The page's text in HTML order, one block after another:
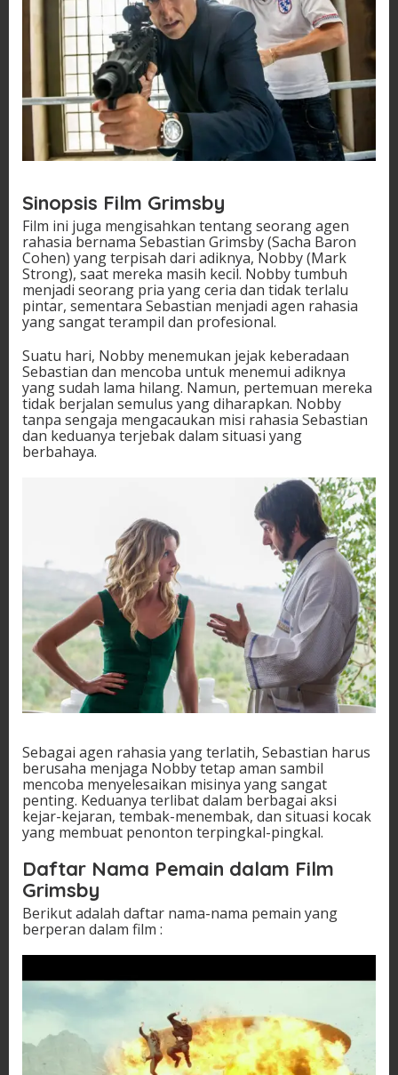
Sinopsis Film Grimsby
Film ini juga mengisahkan tentang seorang agen
rahasia bernama Sebastian Grimsby (Sacha Baron
Cohen) yang terpisah dari adiknya, Nobby (Mark
Strong), saat mereka masih kecil. Nobby tumbuh
menjadi seorang pria yang ceria dan tidak terlalu
pintar, sementara Sebastian menjadi agen rahasia
yang sangat terampil dan profesional.
Suatu hari, Nobby menemukan jejak keberadaan
Sebastian dan mencoba untuk menemui adiknya
yang sudah lama hilang. Namun, pertemuan mereka
tidak berjalan semulus yang diharapkan. Nobby
tanpa sengaja mengacaukan misi rahasia Sebastian
dan keduanya terjebak dalam situasi yang
berbahaya.
Sebagai agen rahasia yang terlatih, Sebastian harus
berusaha menjaga Nobby tetap aman sambil
mencoba menyelesaikan misinya yang sangat
penting. Keduanya terlibat dalam berbagai aksi
kejar-kejaran, tembak-menembak, dan situasi kocak
yang membuat penonton terpingkal-pingkal.
Daftar Nama Pemain dalam Film
Grimsby
Berikut adalah daftar nama-nama pemain yang
berperan dalam film :